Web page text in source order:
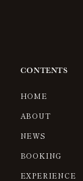
CONTENTS
HOME
ABOUT
NEWS
BOOKING
EXPERIENCE